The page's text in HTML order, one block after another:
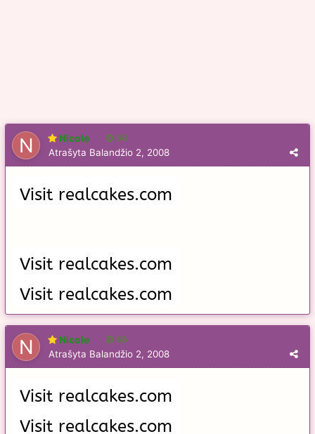
Nicole 56
Atrašyta Balandžio 2, 2008
Nicole 56
Atrašyta Balandžio 2, 2008